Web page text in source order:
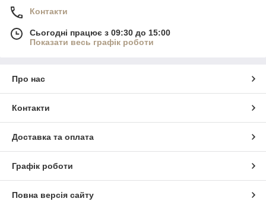
Контакти
Сьогодні працює з 09:30 до 15:00
Показати весь графік роботи
Про нас
Контакти
Доставка та оплата
Графік роботи
Повна версія сайту